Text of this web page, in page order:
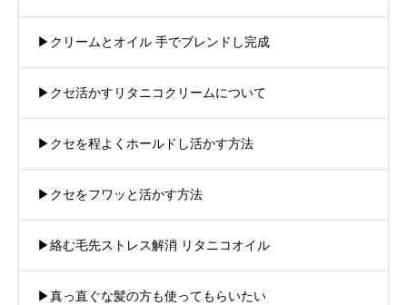
▶︎クリームとオイル 手でブレンドし完成
▶︎クセ活かすリタニコクリームについて
▶︎クセを程よくホールドし活かす方法
▶︎クセをフワッと活かす方法
▶︎絡む毛先ストレス解消 リタニコオイル
▶︎真っ直ぐな髪の方も使ってもらいたい